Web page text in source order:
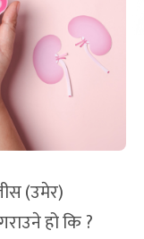
(उमेर)
हो कि ?